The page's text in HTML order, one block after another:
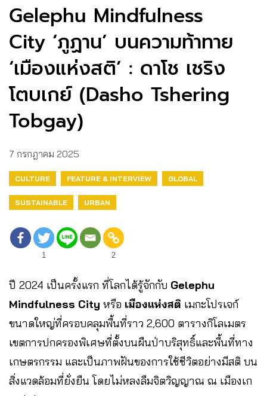
Gelephu Mindfulness
City ‘ภูฏาน’ บนความท้าทาย
‘เมืองแห่งสติ’ : ดาโช เชริง
โตบเกย์ (Dasho Tshering
Tobgay)
7 กรกฎาคม 2025
CULTURE FEATURE & INTERVIEW GLOBAL
SUSTAINABLE URBAN
1 2
ปี 2024 เป็นครั้งแรก ที่โลกได้รู้จักกับ Gelephu
Mindfulness City หรือ เมืองแห่งสติ เมกะโปรเจก์
ขนาดใหญ่ที่ครอบคลุมพื้นที่ราว 2,600 ตารางกิโลเมตร
เขตการปกครองพิเศษที่ตั้งบนผืนป่าบริสุทธิ์และพื้นที่ทาง
เกษตรกรรม และเป็นภาพฝันของการใช้ชีวิตอย่างมีสติ บน
สิ่งแวดล้อมที่ยั่งยืน โดยไม่หลงลืมจิตวิญญาณ ณ เมืองเก